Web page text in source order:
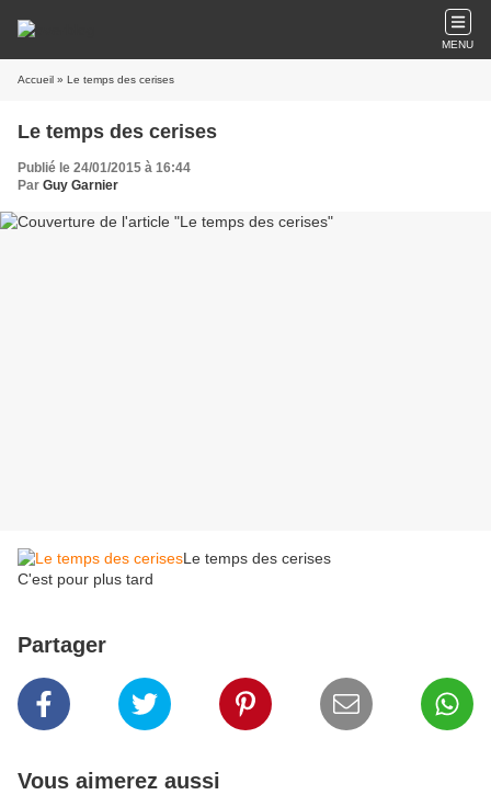
MENU
Accueil » Le temps des cerises
Le temps des cerises
Publié le 24/01/2015 à 16:44
Par Guy Garnier
Le temps des cerises
C'est pour plus tard
Partager
Vous aimerez aussi